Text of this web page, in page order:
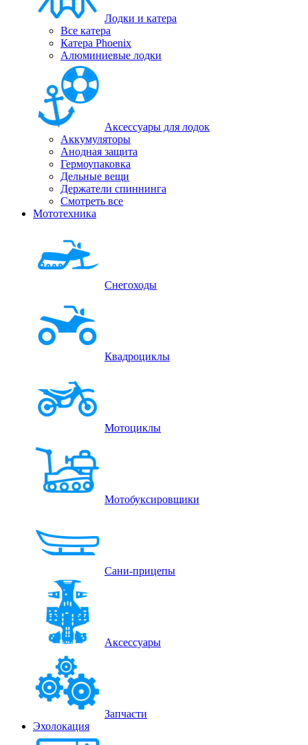
Лодки и катера
Все катера
Катера Phoenix
Алюминиевые лодки
Аксессуары для лодок
Аккумуляторы
Анодная защита
Гермоупаковка
Дельные вещи
Держатели спиннинга
Смотреть все
Мототехника
Снегоходы
Квадроциклы
Мотоциклы
Мотобуксировщики
Сани-прицепы
Аксессуары
Запчасти
Эхолокация